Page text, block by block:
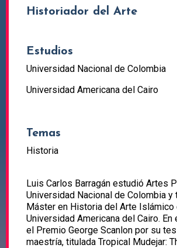
Historiador del Arte
Estudios
Universidad Nacional de Colombia
Universidad Americana del Cairo
Temas
Historia
Luis Carlos Barragán estudió Artes
Universidad Nacional de Colombia y
Máster en Historia del Arte Islámico
Universidad Americana del Cairo. En
el Premio George Scanlon por su
maestría, titulada Tropical Mudejar: